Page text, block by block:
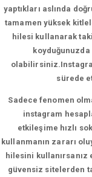
yaptıkları aslında
tamamen yüksek
hilesi kullanarak
koyduğunuzda
sürede
Sadece fenomen
instagram
etkileşime hızlı
kullanmanın zararı
hilesini
güvensiz sitelerden